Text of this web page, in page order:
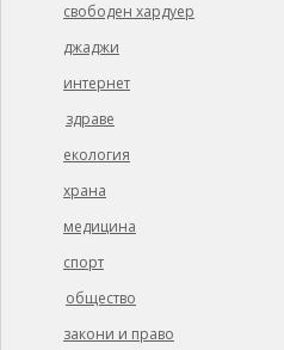
свободен хардуер
джаджи
интернет
здраве
екология
храна
медицина
спорт
общество
закони и право